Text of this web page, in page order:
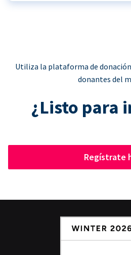
Utiliza la plataforma de
donantes del
¿Listo para
Regístrate